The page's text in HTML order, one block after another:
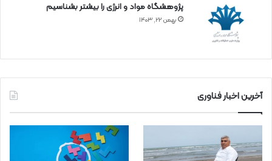
پژوهشگاه مواد و انرژی را بیشتر بشناسیم
بهمن ۲۲, ۱۴۰۳
آخرین اخبار فناوری